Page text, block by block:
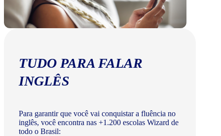
TUDO PARA FALAR
INGLÊS
Para garantir que você vai conquistar a fluência no
inglês, você encontra nas +1.200 escolas Wizard de
todo o Brasil: